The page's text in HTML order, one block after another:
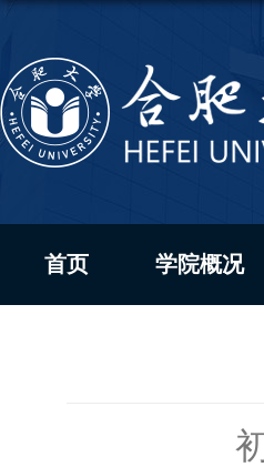
首页 学院概况